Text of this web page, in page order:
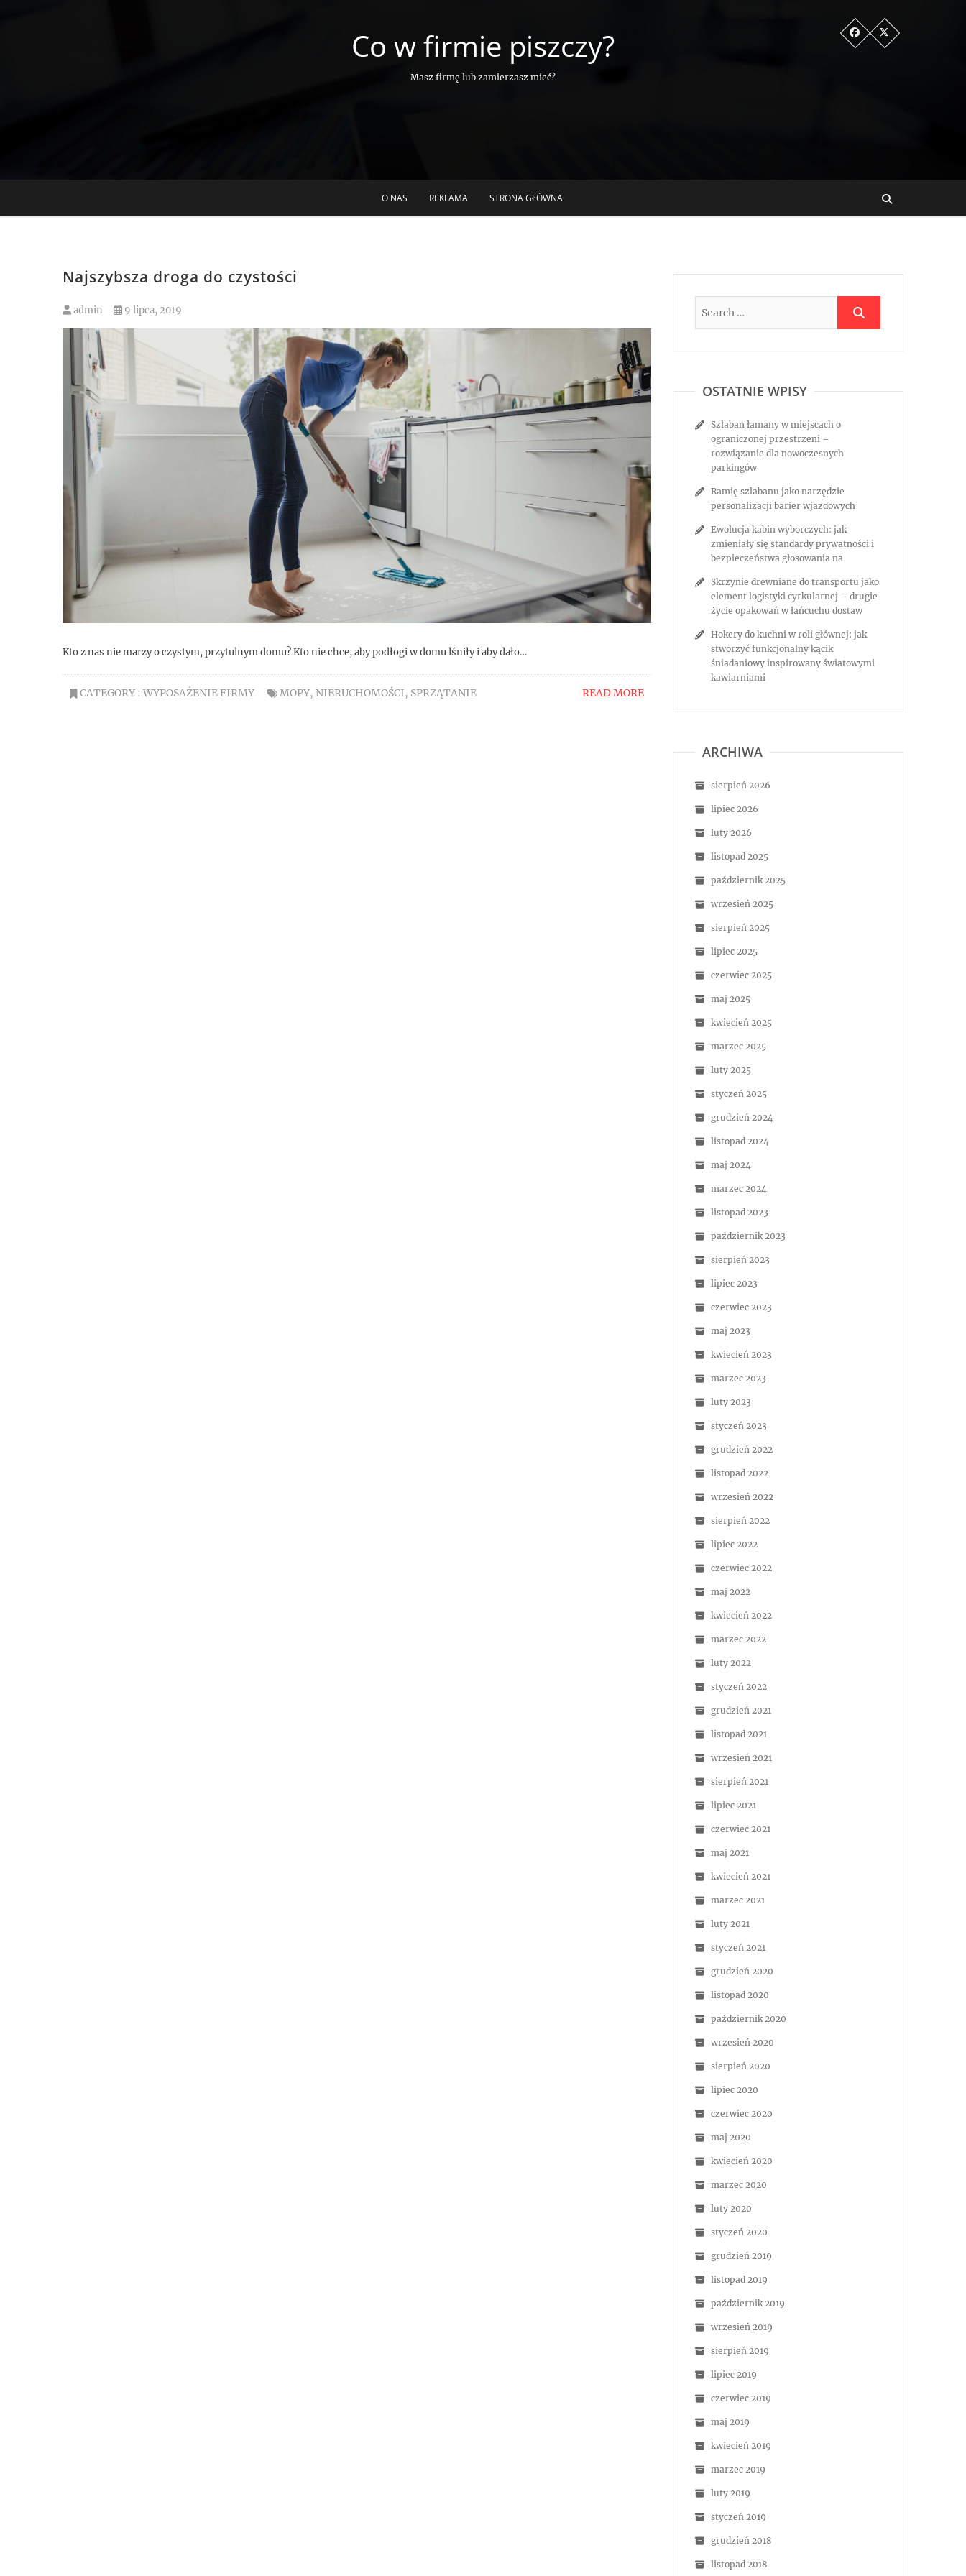
Co w firmie piszczy?
Masz firmę lub zamierzasz mieć?
O NAS REKLAMA STRONA GŁÓWNA
Najszybsza droga do czystości
admin 9 lipca, 2019
Kto z nas nie marzy o czystym, przytulnym domu? Kto nie chce, aby podłogi w domu lśniły i aby dało…
CATEGORY : WYPOSAŻENIE FIRMY MOPY, NIERUCHOMOŚCI, SPRZĄTANIE READ MORE
OSTATNIE WPISY
Szlaban łamany w miejscach o
ograniczonej przestrzeni –
rozwiązanie dla nowoczesnych
parkingów
Ramię szlabanu jako narzędzie
personalizacji barier wjazdowych
Ewolucja kabin wyborczych: jak
zmieniały się standardy prywatności i
bezpieczeństwa głosowania na
Skrzynie drewniane do transportu jako
element logistyki cyrkularnej – drugie
życie opakowań w łańcuchu dostaw
Hokery do kuchni w roli głównej: jak
stworzyć funkcjonalny kącik
śniadaniowy inspirowany światowymi
kawiarniami
ARCHIWA
sierpień 2026
lipiec 2026
luty 2026
listopad 2025
październik 2025
wrzesień 2025
sierpień 2025
lipiec 2025
czerwiec 2025
maj 2025
kwiecień 2025
marzec 2025
luty 2025
styczeń 2025
grudzień 2024
listopad 2024
maj 2024
marzec 2024
listopad 2023
październik 2023
sierpień 2023
lipiec 2023
czerwiec 2023
maj 2023
kwiecień 2023
marzec 2023
luty 2023
styczeń 2023
grudzień 2022
listopad 2022
wrzesień 2022
sierpień 2022
lipiec 2022
czerwiec 2022
maj 2022
kwiecień 2022
marzec 2022
luty 2022
styczeń 2022
grudzień 2021
listopad 2021
wrzesień 2021
sierpień 2021
lipiec 2021
czerwiec 2021
maj 2021
kwiecień 2021
marzec 2021
luty 2021
styczeń 2021
grudzień 2020
listopad 2020
październik 2020
wrzesień 2020
sierpień 2020
lipiec 2020
czerwiec 2020
maj 2020
kwiecień 2020
marzec 2020
luty 2020
styczeń 2020
grudzień 2019
listopad 2019
październik 2019
wrzesień 2019
sierpień 2019
lipiec 2019
czerwiec 2019
maj 2019
kwiecień 2019
marzec 2019
luty 2019
styczeń 2019
grudzień 2018
listopad 2018